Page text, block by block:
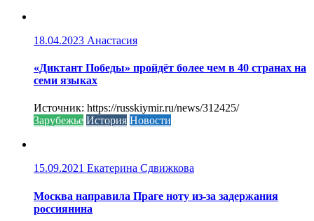
18.04.2023 Анастасия
«Диктант Победы» пройдёт более чем в 40 странах на
семи языках
Источник: https://russkiymir.ru/news/312425/
Зарубежье История Новости
15.09.2021 Екатерина Сдвижкова
Москва направила Праге ноту из-за задержания
россиянина